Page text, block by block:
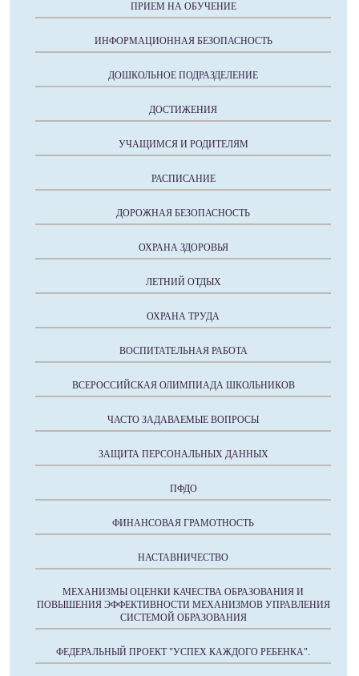
ПРИЕМ НА ОБУЧЕНИЕ
ИНФОРМАЦИОННАЯ БЕЗОПАСНОСТЬ
ДОШКОЛЬНОЕ ПОДРАЗДЕЛЕНИЕ
ДОСТИЖЕНИЯ
УЧАЩИМСЯ И РОДИТЕЛЯМ
РАСПИСАНИЕ
ДОРОЖНАЯ БЕЗОПАСНОСТЬ
ОХРАНА ЗДОРОВЬЯ
ЛЕТНИЙ ОТДЫХ
ОХРАНА ТРУДА
ВОСПИТАТЕЛЬНАЯ РАБОТА
ВСЕРОССИЙСКАЯ ОЛИМПИАДА ШКОЛЬНИКОВ
ЧАСТО ЗАДАВАЕМЫЕ ВОПРОСЫ
ЗАЩИТА ПЕРСОНАЛЬНЫХ ДАННЫХ
ПФДО
ФИНАНСОВАЯ ГРАМОТНОСТЬ
НАСТАВНИЧЕСТВО
МЕХАНИЗМЫ ОЦЕНКИ КАЧЕСТВА ОБРАЗОВАНИЯ И
ПОВЫШЕНИЯ ЭФФЕКТИВНОСТИ МЕХАНИЗМОВ УПРАВЛЕНИЯ
СИСТЕМОЙ ОБРАЗОВАНИЯ
ФЕДЕРАЛЬНЫЙ ПРОЕКТ "УСПЕХ КАЖДОГО РЕБЕНКА".